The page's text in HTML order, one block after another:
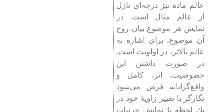
عالم ماده نیز درجه‌ای نازل‌
از عالم مثال است. در
نمایش هر موضوع بیان روح
آن موضوع، برای اشاره به
عالم بالاتر، در اولویت است.
در صورت داشتن این
خصوصیت، اثر، كامل و
واقع‌گرایانه فرض می‌شود
نگارگر با تغییر زاویۀ خود در
یك لحظه با نمایش جزئیات